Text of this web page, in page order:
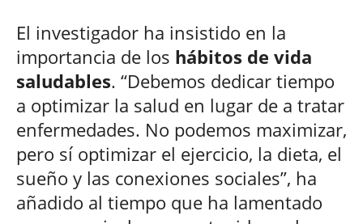
El investigador ha insistido en la
importancia de los hábitos de vida
saludables. “Debemos dedicar tiempo
a optimizar la salud en lugar de a tratar
enfermedades. No podemos maximizar,
pero sí optimizar el ejercicio, la dieta, el
sueño y las conexiones sociales”, ha
añadido al tiempo que ha lamentado